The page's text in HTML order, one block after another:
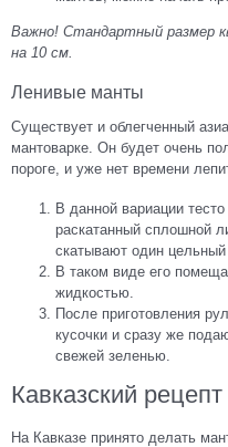
Важно! Стандартный размер
на 10 см.
Ленивые манты
Существует и облегченный
мантоварке. Он будет очень
пороге, и уже нет времени
В данной вариации
раскатанный сплошной
скатывают один цельный
В таком виде его
жидкостью.
После приготовления
кусочки и сразу же
свежей зеленью.
Кавказский
На Кавказе принято делать